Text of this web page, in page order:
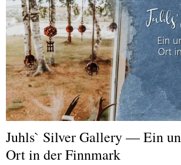
Juhls` Silver Gallery — Ein
Ort in der Finnmark